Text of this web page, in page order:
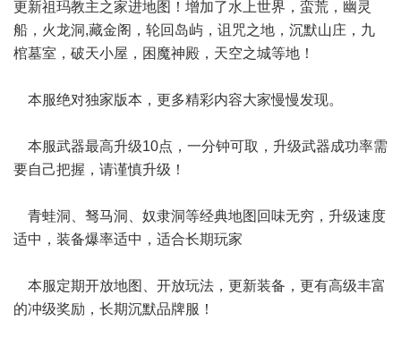
更新祖玛教主之家进地图！增加了水上世界，蛮荒，幽灵
船，火龙洞,藏金阁，轮回岛屿，诅咒之地，沉默山庄，九
棺墓室，破天小屋，困魔神殿，天空之城等地！
本服绝对独家版本，更多精彩内容大家慢慢发现。
本服武器最高升级10点，一分钟可取，升级武器成功率需
要自己把握，请谨慎升级！
青蛙洞、驽马洞、奴隶洞等经典地图回味无穷，升级速度
适中，装备爆率适中，适合长期玩家
本服定期开放地图、开放玩法，更新装备，更有高级丰富
的冲级奖励，长期沉默品牌服！